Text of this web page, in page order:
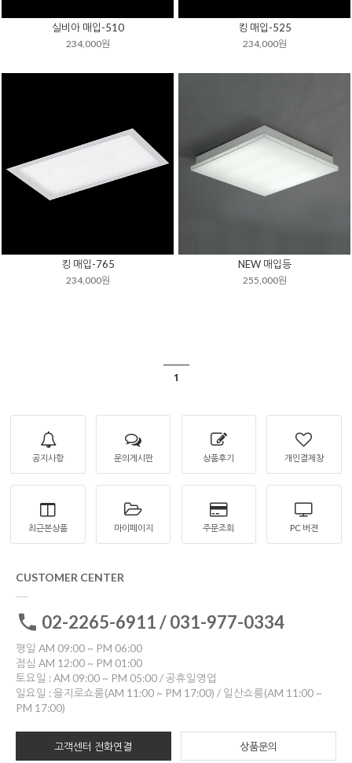
실비아 매입-510
234,000원
킹 매입-525
234,000원
킹 매입-765
234,000원
NEW 매입등
255,000원
1
공지사항 문의게시판 상품후기 개인결제창
최근본상품 마이페이지 주문조회 PC 버젼
CUSTOMER CENTER
02-2265-6911 / 031-977-0334
평일 AM 09:00 ~ PM 06:00
점심 AM 12:00 ~ PM 01:00
토요일 : AM 09:00 ~ PM 05:00 / 공휴일영업
일요일 : 을지로쇼룸(AM 11:00 ~ PM 17:00) / 일산쇼룸(AM 11:00 ~
PM 17:00)
고객센터 전화연결 상품문의